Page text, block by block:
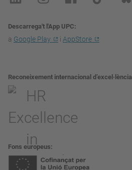
Descarrega't l'App UPC
a Google Play i AppStore
Reconeixement internacional d’excel·lència
Fons europeus